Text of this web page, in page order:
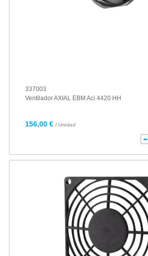
337003
Ventilador AXIAL EBM Aci 4420 HH
156,00 € / Unidad